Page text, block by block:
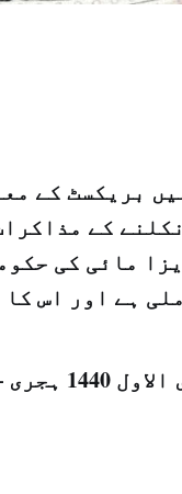
بریکسٹ کے
کے
مائی کی
ہے اور اس